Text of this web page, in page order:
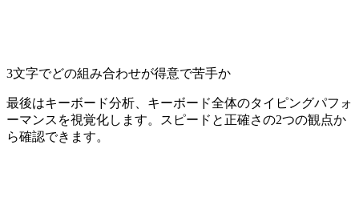
3文字でどの組み合わせが得意で苦手か
最後はキーボード分析、キーボード全体のタイピングパフォ
ーマンスを視覚化します。スピードと正確さの2つの観点か
ら確認できます。